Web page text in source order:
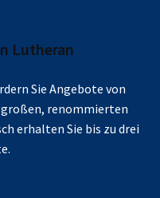
Lutheran
Sie Angebote von
renommierten
erhalten Sie bis zu drei